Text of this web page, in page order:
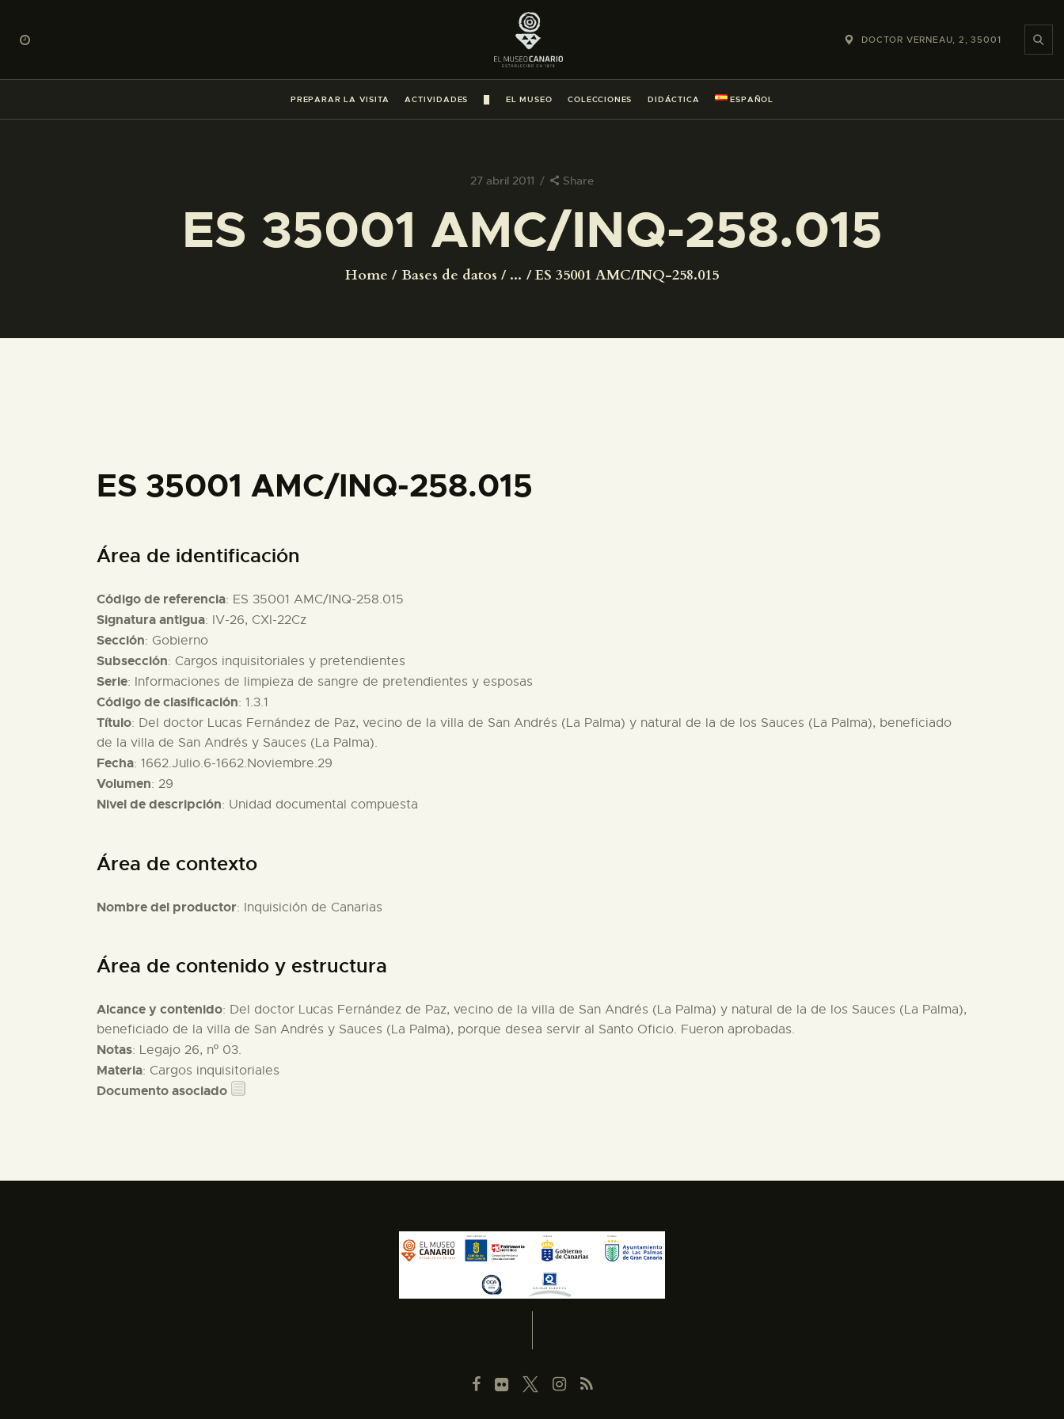
DOCTOR VERNEAU, 2, 35001
PREPARAR LA VISITA ACTIVIDADES EL MUSEO COLECCIONES DIDÁCTICA ESPAÑOL
27 abril 2011 Share
ES 35001 AMC/INQ-258.015
Home Bases de datos ... ES 35001 AMC/INQ-258.015
PREPARAR LA VISITA
ACTIVIDADES
█
COLECCIONES
DIDÁCTICA
█
ESPAÑOL
ES 35001 AMC/INQ-258.015
Área de identificación
Código de referencia: ES 35001 AMC/INQ-258.015
Signatura antigua: IV-26, CXI-22Cz
Sección: Gobierno
Subsección: Cargos inquisitoriales y pretendientes
Serie: Informaciones de limpieza de sangre de pretendientes y esposas
Código de clasificación: 1.3.1
Título: Del doctor Lucas Fernández de Paz, vecino de la villa de San Andrés (La Palma) y natural de la de los Sauces (La Palma), beneficiado
de la villa de San Andrés y Sauces (La Palma).
Fecha: 1662.Julio.6-1662.Noviembre.29
Volumen: 29
Nivel de descripción: Unidad documental compuesta
Área de contexto
Nombre del productor: Inquisición de Canarias
Área de contenido y estructura
Alcance y contenido: Del doctor Lucas Fernández de Paz, vecino de la villa de San Andrés (La Palma) y natural de la de los Sauces (La Palma),
beneficiado de la villa de San Andrés y Sauces (La Palma), porque desea servir al Santo Oficio. Fueron aprobadas.
Notas: Legajo 26, nº 03.
Materia: Cargos inquisitoriales
Documento asociado